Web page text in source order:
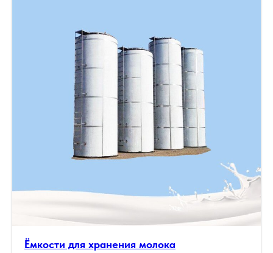
Ёмкости для хранения молока